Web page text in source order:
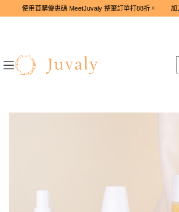
使用首購優惠碼 MeetJuvaly 整筆訂單